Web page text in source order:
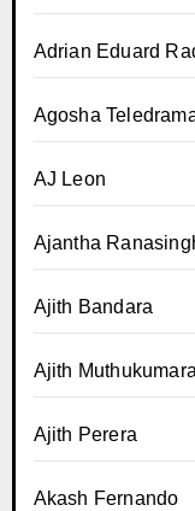
Adrian Eduard
Agosha
AJ Leon
Ajantha
Ajith Bandara
Ajith
Ajith Perera
Akash Fernando